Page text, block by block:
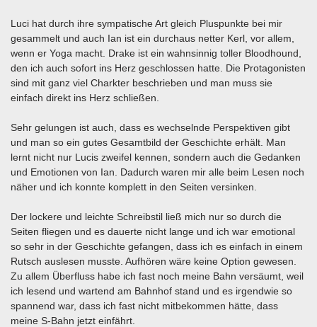
Luci hat durch ihre sympatische Art gleich Pluspunkte bei mir
gesammelt und auch Ian ist ein durchaus netter Kerl, vor allem,
wenn er Yoga macht. Drake ist ein wahnsinnig toller Bloodhound,
den ich auch sofort ins Herz geschlossen hatte. Die Protagonisten
sind mit ganz viel Charkter beschrieben und man muss sie
einfach direkt ins Herz schließen.
Sehr gelungen ist auch, dass es wechselnde Perspektiven gibt
und man so ein gutes Gesamtbild der Geschichte erhält. Man
lernt nicht nur Lucis zweifel kennen, sondern auch die Gedanken
und Emotionen von Ian. Dadurch waren mir alle beim Lesen noch
näher und ich konnte komplett in den Seiten versinken.
Der lockere und leichte Schreibstil ließ mich nur so durch die
Seiten fliegen und es dauerte nicht lange und ich war emotional
so sehr in der Geschichte gefangen, dass ich es einfach in einem
Rutsch auslesen musste. Aufhören wäre keine Option gewesen.
Zu allem Überfluss habe ich fast noch meine Bahn versäumt, weil
ich lesend und wartend am Bahnhof stand und es irgendwie so
spannend war, dass ich fast nicht mitbekommen hätte, dass
meine S-Bahn jetzt einfährt.